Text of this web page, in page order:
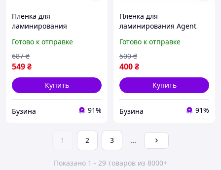
Пленка для
ламинирования
шт. 50604 buzyna
Готово к отправке
549₴
687 ₴
Купить
Бузина 91%
Пленка для
ламинирования Agent
3150031 buzyna
Готово к отправке
400₴
500 ₴
Купить
Бузина 91%
1 2 3 ...
Показано 1 - 29 товаров из 8000+